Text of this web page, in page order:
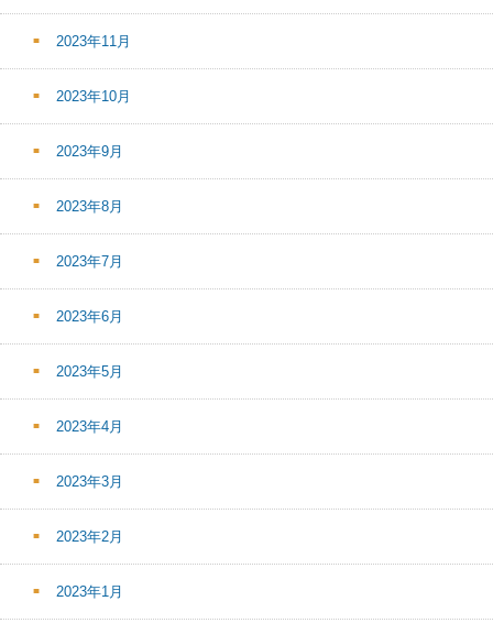
2023年11月
2023年10月
2023年9月
2023年8月
2023年7月
2023年6月
2023年5月
2023年4月
2023年3月
2023年2月
2023年1月